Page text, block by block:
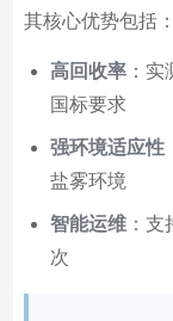
其核心优势包括：
高回收率：实
国标要求
强环境适应性
盐雾环境
智能运维：支
次